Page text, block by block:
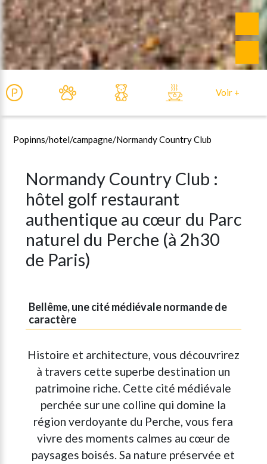
Voir +
Popinns/hotel/campagne/Normandy Country Club
Normandy Country Club :
hôtel golf restaurant
authentique au cœur du Parc
naturel du Perche (à 2h30
de Paris)
Bellême, une cité médiévale normande de
caractère
Histoire et architecture, vous découvrirez
à travers cette superbe destination un
patrimoine riche. Cette cité médiévale
perchée sur une colline qui domine la
région verdoyante du Perche, vous fera
vivre des moments calmes au cœur de
paysages boisés. Sa nature préservée et